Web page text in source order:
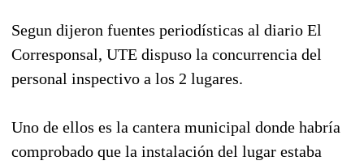
Segun dijeron fuentes periodísticas al diario El
Corresponsal, UTE dispuso la concurrencia del
personal inspectivo a los 2 lugares.
Uno de ellos es la cantera municipal donde habría
comprobado que la instalación del lugar estaba